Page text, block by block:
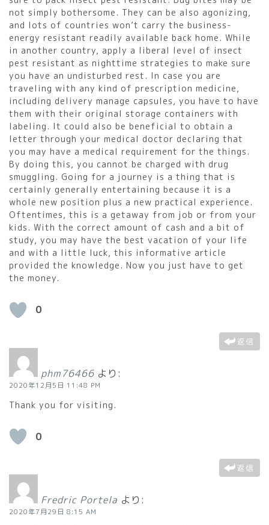
not simply bothersome. They can be also agonizing,
and lots of countries won’t carry the business-
energy resistant readily available back home. While
in another country, apply a liberal level of insect
pest resistant as nighttime strategies to make sure
you have an undisturbed rest. In case you are
traveling with any kind of prescription medicine,
including delivery manage capsules, you have to have
them with their original storage containers with
labeling. It could also be beneficial to obtain a
letter through your medical doctor declaring that
you may have a medical requirement for the things.
By doing this, you cannot be charged with drug
smuggling. Going for a journey is a thing that is
certainly generally entertaining because it is a
whole new position plus a new practical experience.
Oftentimes, this is a getaway from job or from your
kids. With the correct amount of cash and a bit of
study, you may have the best vacation of your life
and with a little luck, this informative article
provided the knowledge. Now you just have to get
the money.
0
返信
phm76466 より:
2020年12月5日 11:48 PM
Thank you for visiting.
0
返信
Fredric Portela より:
2020年7月29日 8:15 AM